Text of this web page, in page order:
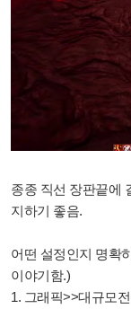
종종 직선 장판끝에
지하기 좋음.
어떤 설정인지 명확
이야기함.)
1. 그래픽>>대규모